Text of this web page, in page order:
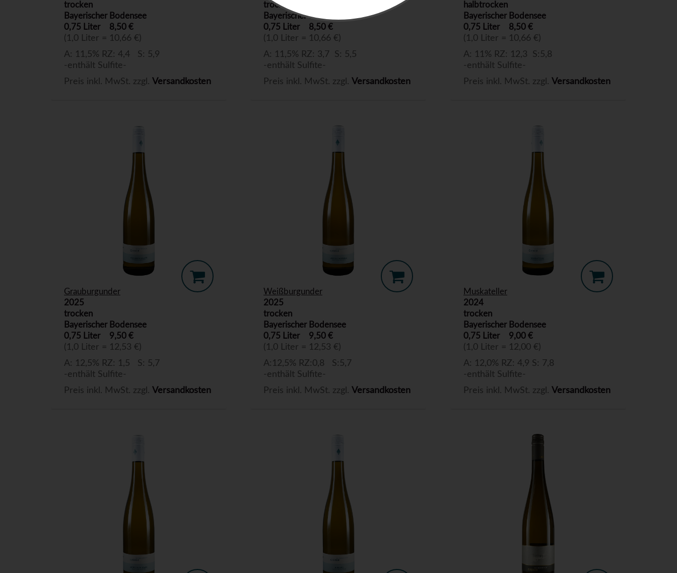
trocken
Bayerischer Bodensee
0,75 Liter
8,50 €
(1,0 Liter = 10,66 €)
A: 11,5% RZ: 4,4 S: 5,9
-enthält Sulfite-
Preis inkl. MwSt. zzgl. Versandkosten
trocken
Bayerischer Bodensee
0,75 Liter
8,50 €
(1,0 Liter = 10,66 €)
A: 11,5% RZ: 3,7 S: 5,5
-enthält Sulfite-
Preis inkl. MwSt. zzgl. Versandkosten
halbtrocken
Bayerischer Bodensee
0,75 Liter
8,50 €
(1,0 Liter = 10,66 €)
A: 11% RZ: 12,3 S:5,8
-enthält Sulfite-
Preis inkl. MwSt. zzgl. Versandkosten
Grauburgunder
2025
trocken
Bayerischer Bodensee
0,75 Liter
9,50 €
(1,0 Liter = 12,53 €)
A: 12,5% RZ: 1,5 S: 5,7
-enthält Sulfite-
Preis inkl. MwSt. zzgl. Versandkosten
Weißburgunder
2025
trocken
Bayerischer Bodensee
0,75 Liter
9,50 €
(1,0 Liter = 12,53 €)
A:12,5% RZ:0,8 S:5,7
-enthält Sulfite-
Preis inkl. MwSt. zzgl. Versandkosten
Muskateller
2024
trocken
Bayerischer Bodensee
0,75 Liter
9,00 €
(1,0 Liter = 12,00 €)
A: 12,0% RZ: 4,9 S: 7,8
-enthält Sulfite-
Preis inkl. MwSt. zzgl. Versandkosten